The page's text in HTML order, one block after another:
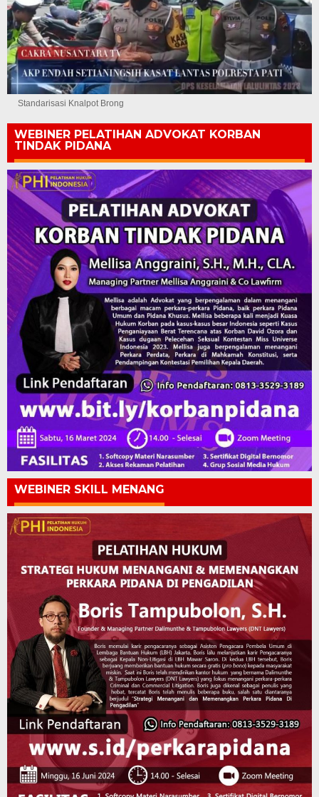
Standarisasi Knalpot Brong
WEBINER PELATIHAN ADVOKAT KORBAN
TINDAK PIDANA
WEBINER SKILL MENANG